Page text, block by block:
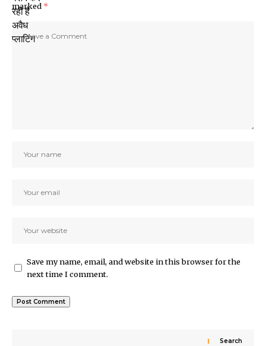
marked *
Save my name, email, and website in this browser for the
next time I comment.
Search